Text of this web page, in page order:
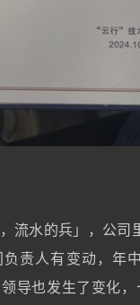
流水的兵」，公司
责人有变动，年
导也发生了变化